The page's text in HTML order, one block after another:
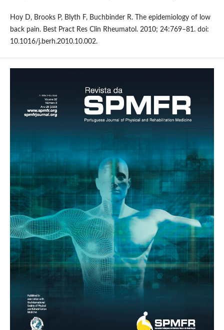
Hoy D, Brooks P, Blyth F, Buchbinder R. The epidemiology of low
back pain. Best Pract Res Clin Rheumatol. 2010; 24:769–81. doi:
10.1016/j.berh.2010.10.002.